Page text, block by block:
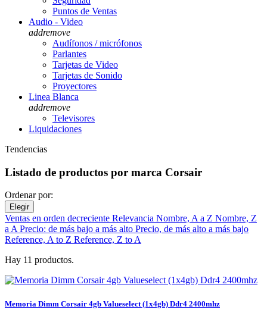
Puntos de Ventas
Audio - Video
addremove
Audífonos / micrófonos
Parlantes
Tarjetas de Video
Tarjetas de Sonido
Proyectores
Linea Blanca
addremove
Televisores
Liquidaciones
Tendencias
Listado de productos por marca Corsair
Ordenar por:
Elegir
Ventas en orden decreciente Relevancia Nombre, A a Z Nombre, Z
a APrecio: de más bajo a más alto Precio, de más alto a más bajo
Reference, A to Z Reference, Z to A
Hay 11 productos.
Memoria Dimm Corsair 4gb Valueselect (1x4gb) Ddr4 2400mhz